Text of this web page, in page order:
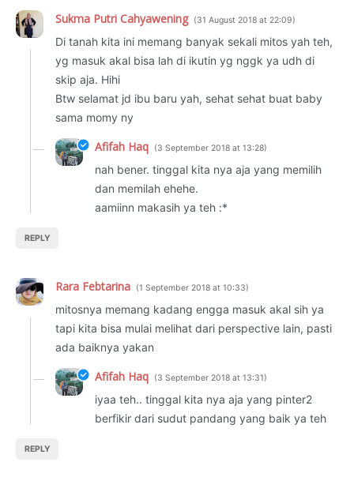
Sukma Putri Cahyawening 31 August 2018 at 22:09
Di tanah kita ini memang banyak sekali mitos yah teh,
yg masuk akal bisa lah di ikutin yg nggk ya udh di
skip aja. Hihi
Btw selamat jd ibu baru yah, sehat sehat buat baby
sama momy ny
REPLY
Afifah Haq 3 September 2018 at 13:28
nah bener. tinggal kita nya aja yang memilih
dan memilah ehehe.
aamiinn makasih ya teh :*
Rara Febtarina 1 September 2018 at 10:33
mitosnya memang kadang engga masuk akal sih ya
tapi kita bisa mulai melihat dari perspective lain, pasti
ada baiknya yakan
REPLY
Afifah Haq 3 September 2018 at 13:31
iyaa teh.. tinggal kita nya aja yang pinter2
berfikir dari sudut pandang yang baik ya teh